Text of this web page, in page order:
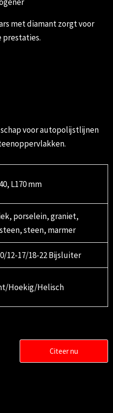
met diamant zorgt voor
prestaties.
voor autopolijstlijnen
L170 mm
porselein, graniet,
steen, marmer
12-17/18-22 Bijsluiter
Hoekig/Helisch
Citeer nu